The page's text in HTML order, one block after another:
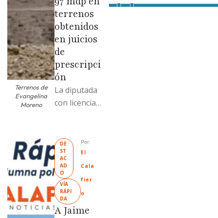
Terrenos de
Evangelina
Moreno
terrenos
obtenidos
en juicios
de
prescripci
ón
La diputada
con licencia
antecedente
s de
prescripción
positiva; uno
fue
revendido
DE
ST
AC
AD
O
VÍA
RÁPI
DA
Por:
El
Cala
fier
o
A Jaime